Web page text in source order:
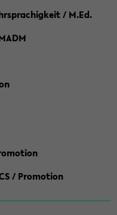
/ M.Ed.
/ Promotion